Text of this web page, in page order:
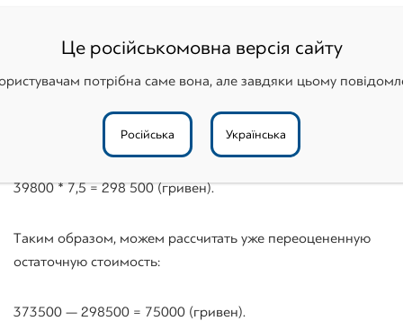
размерпервоначальной стоимости (переоцененной):
49800 * 7,5 = 373 500 (гривен).
В свою очередь, переоцененный износ равен:
39800 * 7,5 = 298 500 (гривен).
Таким образом, можем рассчитать уже переоцененную
остаточную стоимость:
373500 — 298500 = 75000 (гривен).
Це російськомовна версія сайту
потрібна саме вона, але завдяки цьому
Російська Українська